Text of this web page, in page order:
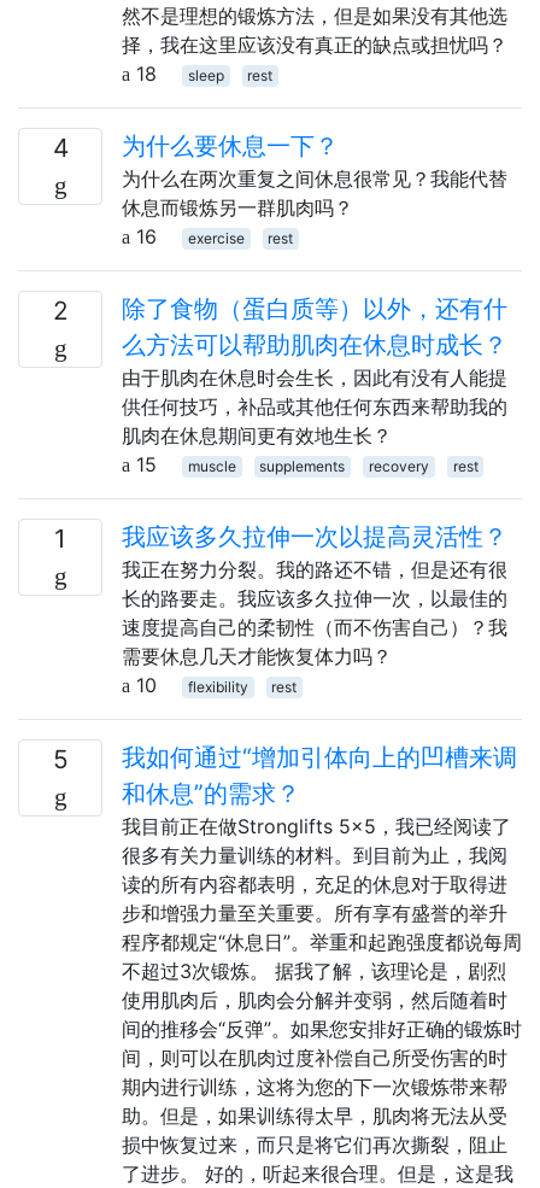
然不是理想的锻炼方法，但是如果没有其他选
择，我在这里应该没有真正的缺点或担忧吗？
18
sleep rest
4 为什么要休息一下？
为什么在两次重复之间休息很常见？我能代替
休息而锻炼另一群肌肉吗？
16
exercise rest
2
除了食物（蛋白质等）以外，还有什
么方法可以帮助肌肉在休息时成长？
由于肌肉在休息时会生长，因此有没有人能提
供任何技巧，补品或其他任何东西来帮助我的
肌肉在休息期间更有效地生长？
15
muscle supplements recovery rest
1 我应该多久拉伸一次以提高灵活性？
我正在努力分裂。我的路还不错，但是还有很
长的路要走。我应该多久拉伸一次，以最佳的
速度提高自己的柔韧性（而不伤害自己）？我
需要休息几天才能恢复体力吗？
10
flexibility rest
5
我如何通过“增加引体向上的凹槽来调
和休息”的需求？
我目前正在做Stronglifts 5x5，我已经阅读了
很多有关力量训练的材料。到目前为止，我阅
读的所有内容都表明，充足的休息对于取得进
步和增强力量至关重要。所有享有盛誉的举升
程序都规定“休息日”。举重和起跑强度都说每周
不超过3次锻炼。 据我了解，该理论是，剧烈
使用肌肉后，肌肉会分解并变弱，然后随着时
间的推移会“反弹”。如果您安排好正确的锻炼时
间，则可以在肌肉过度补偿自己所受伤害的时
期内进行训练，这将为您的下一次锻炼带来帮
助。但是，如果训练得太早，肌肉将无法从受
损中恢复过来，而只是将它们再次撕裂，阻止
了进步。 好的，听起来很合理。但是，这是我